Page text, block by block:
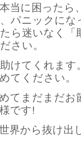
当に困ったら
パニックに
ら迷いなく「
さい。
けてくれます
てください。
てまだまだお
です!
界から抜け出